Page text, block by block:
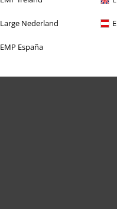
Large Nederland
EMP España